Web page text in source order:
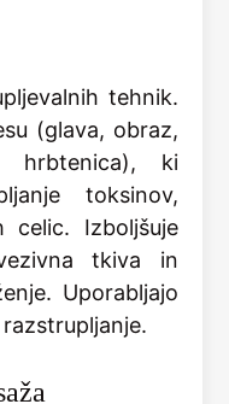
tehnik.
(glava, obraz,
hrbtenica), ki
toksinov,
celic. Izboljšuje
tkiva in
Uporabljajo